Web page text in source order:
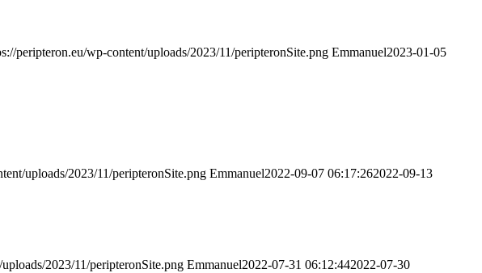
peripteron.eu/wp-content/uploads/2023/11/peripteronSite.png Emmanuel2023-01-05
uploads/2023/11/peripteronSite.png Emmanuel2022-09-07 06:17:262022-09-13
2023/11/peripteronSite.png Emmanuel2022-07-31 06:12:442022-07-30